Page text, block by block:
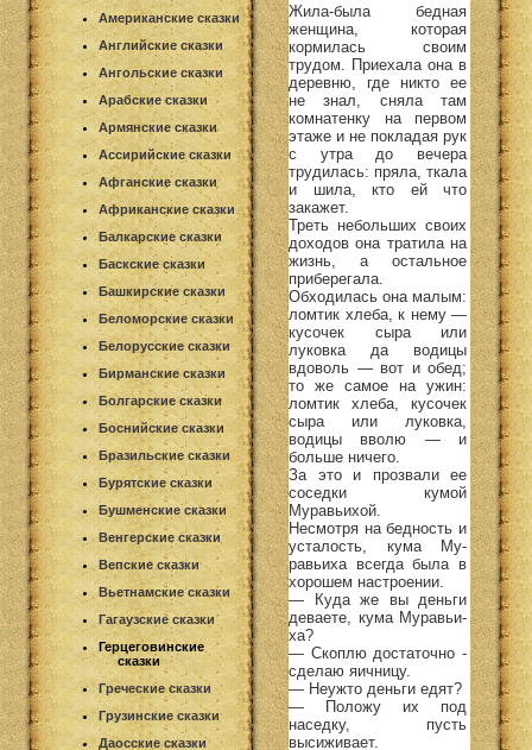
Американские сказки
Английские сказки
Ангольские сказки
Арабские сказки
Армянские сказки
Ассирийские сказки
Афганские сказки
Африканские сказки
Балкарские сказки
Баскские сказки
Башкирские сказки
Беломорские сказки
Белорусские сказки
Бирманские сказки
Болгарские сказки
Боснийские сказки
Бразильские сказки
Бурятские сказки
Бушменские сказки
Венгерские сказки
Вепские сказки
Вьетнамские сказки
Гагаузские сказки
Герцеговинские
сказки
Греческие сказки
Грузинские сказки
Даосские сказки
Жила-была бедная
женщина, которая
кормилась своим
трудом. Приехала она в
деревню, где никто ее
не знал, сняла там
комнатенку на первом
этаже и не покладая рук
с утра до вечера
трудилась: пряла, ткала
и шила, кто ей что
закажет.
Треть небольших своих
доходов она тратила на
жизнь, а остальное
приберегала.
Обходилась она малым:
ломтик хлеба, к нему —
кусочек сыра или
луковка да водицы
вдоволь — вот и обед;
то же самое на ужин:
ломтик хлеба, кусочек
сыра или луковка,
водицы вволю — и
больше ничего.
За это и прозвали ее
соседки кумой
Муравьихой.
Несмотря на бедность и
усталость, кума Му-
равьиха всегда была в
хорошем настроении.
— Куда же вы деньги
деваете, кума Муравьи-
ха?
— Скоплю достаточно -
сделаю яичницу.
— Неужто деньги едят?
— Положу их под
наседку, пусть
высиживает.